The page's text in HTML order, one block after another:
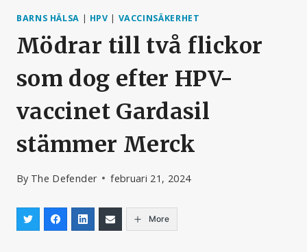
BARNS HÄLSA | HPV | VACCINSÄKERHET
Mödrar till två flickor
som dog efter HPV-
vaccinet Gardasil
stämmer Merck
By The Defender februari 21, 2024
More